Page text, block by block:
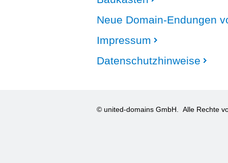
Neue Domain-Endungen
Impressum
Datenschutzhinweise
© united-domains GmbH. Alle Rechte